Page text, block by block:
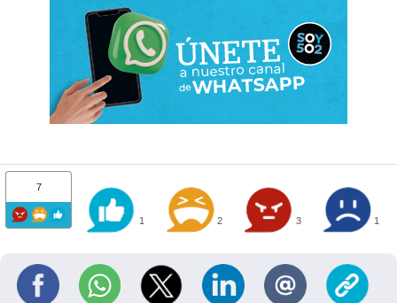
7
1 2 3 1